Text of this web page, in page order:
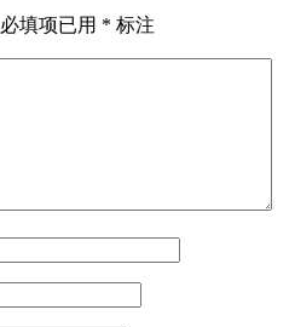
必填项已用 * 标注